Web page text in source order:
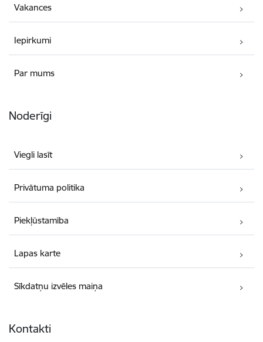
Vakances
Iepirkumi
Par mums
Noderīgi
Viegli lasīt
Privātuma politika
Piekļūstamība
Lapas karte
Sīkdatņu izvēles maiņa
Kontakti